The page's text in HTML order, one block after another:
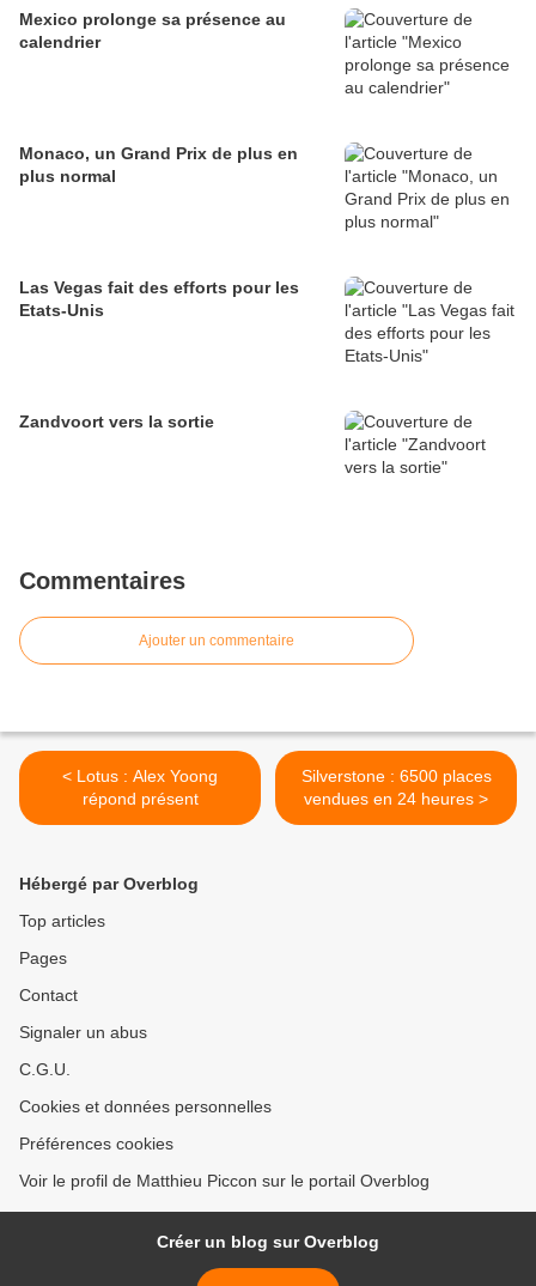
Mexico prolonge sa présence au
calendrier
Monaco, un Grand Prix de plus en
plus normal
Las Vegas fait des efforts pour les
Etats-Unis
Zandvoort vers la sortie
Commentaires
Ajouter un commentaire
< Lotus : Alex Yoong
répond présent
Silverstone : 6500 places
vendues en 24 heures >
Hébergé par Overblog
Top articles
Pages
Contact
Signaler un abus
C.G.U.
Cookies et données personnelles
Préférences cookies
Voir le profil de Matthieu Piccon sur le portail Overblog
Créer un blog sur Overblog